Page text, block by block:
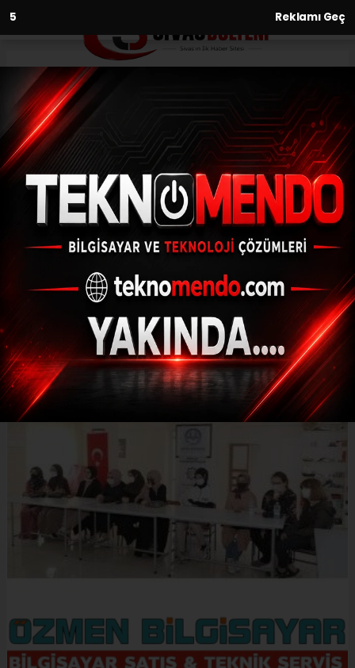
3 Reklamı Geç
Anasayfa
Şuurlu Genç Yaz Kampı başladı
29.06.2021 - 17:48, Güncelleme: 29.06.2021 - 17:48
Sivas İl Müftülüğü Kadın Gençlik
Koordinatörlüğünce "Şuurlu Genç Yaz
Kampı" adı altında gençlere yönelik
düzenlenen 6 günlük kamp programı...
ABONE OL